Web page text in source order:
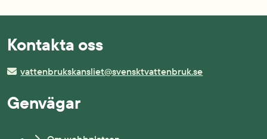
Kontakta oss
vattenbrukskansliet@svensktvattenbruk.se
Genvägar